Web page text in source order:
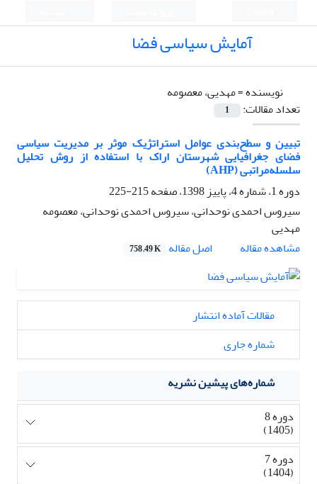
آمایش سیاسی فضا
نویسنده =مهدیی، معصومه
تعداد مقالات:
1
تبیین و سطح‌بندی عوامل استراتژیک موثر بر مدیریت سیاسی
فضای جغرافیایی شهرستان اراک با استفاده از روش تحلیل
سلسله‌مراتبی (AHP)
دوره 1، شماره 4، پاییز 1398، صفحه
215-225
سیروس احمدی نوحدانی، سیروس احمدی نوحدانی، معصومه
مهدیی
مشاهده مقاله
اصل مقاله 758.49 K
مقالات آماده انتشار
شماره جاری
شماره‌های پیشین نشریه
دوره 8
(1405)
دوره 7
(1404)